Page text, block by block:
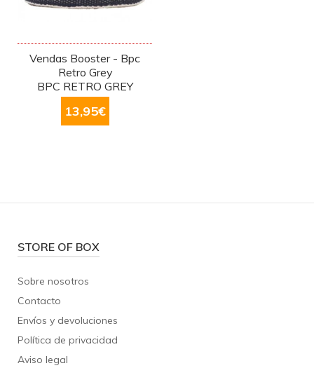
Vendas Booster - Bpc
Retro Grey
BPC RETRO GREY
13,95€
STORE OF BOX
Sobre nosotros
Contacto
Envíos y devoluciones
Política de privacidad
Aviso legal